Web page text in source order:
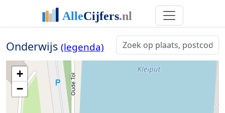
Onderwijs (legenda)
+
−